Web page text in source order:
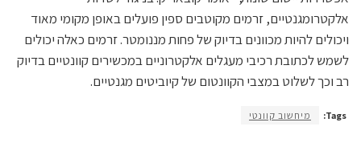
אלקטרומגנטיים, זרמים מקוטבים ספין פועלים באופן מקומי מאוד
ויכולים להיות מכוונים בדיוק של פחות מננומטר. זרמים כאלה יכולים
לשמש לכתובת רכיבי מעגלים אלקטרוניים במכשירים קוונטיים בדיוק
רב וכך לשלוט במצבי הקוונטום של קיוביטים מגנטיים.
Tags: מיחשוב קוונטי